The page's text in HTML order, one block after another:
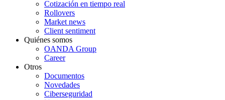
Cotización en tiempo real
Rollovers
Market news
Client sentiment
Quiénes somos
OANDA Group
Career
Otros
Documentos
Novedades
Ciberseguridad